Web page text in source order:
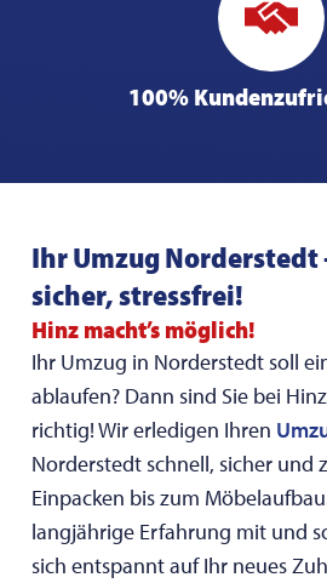
100%
Ihr Umzug Norderstedt
sicher, stressfrei!
Hinz macht’s möglich!
Ihr Umzug in Norderstedt soll
ablaufen? Dann sind Sie bei
richtig! Wir erledigen Ihren
Norderstedt schnell, sicher und
Einpacken bis zum
langjährige Erfahrung mit und
sich entspannt auf Ihr neues